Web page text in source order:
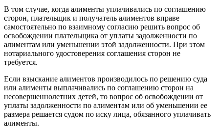
В том случае, когда алименты уплачивались по соглашению
сторон, плательщик и получатель алиментов вправе
самостоятельно по взаимному согласию решить вопрос об
освобождении плательщика от уплаты задолженности по
алиментам или уменьшении этой задолженности. При этом
нотариального удостоверения соглашения сторон не
требуется.
Если взыскание алиментов производилось по решению суда
или алименты выплачивались по соглашению сторон на
несовершеннолетних детей, то вопрос об освобождении от
уплаты задолженности по алиментам или об уменьшении ее
размера решается судом по иску лица, обязанного уплачивать
алименты.